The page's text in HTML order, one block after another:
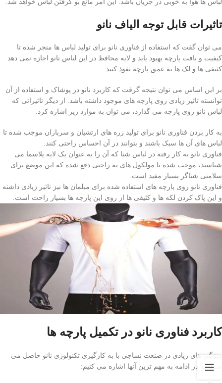
لباس ها هوا به خوبی در جریان باشد. این امر مانع بو گرفتن لباس خواهد شد.
تاثیرات قابل توجه الیاف نانو
می توان گفت که استفاده از فناوری نانو برای تولید لباس ها منجر شده تا
کیفیت و بافت پارچه بهبود یابد و لایه محافظ در این لباس نانو اجازه نمی دهد
کثیفی ها و لک ها به عمق پارچه نفوذ کنند.
بر این اساس می توان نتیجه گرفت که کاربرد نانو در پوشاک و استفاده از آن
توانسته تاثیر زیادی روی پارچه های موجود داشته باشد. از دیگر تاثیراتی که
لباس نانو روی پارچه می گذارد، می توان به موارد زیر اشاره کرد.
به کار بردن فناوری نانو برای تولید زره های ارتشیان و سربازان موجب شده تا
لباس های آن ها سبک باشند و بتوانند در آن احساس راحتی کنند.
فناوری نانو به کار رفته در لباس شنا که آن را به عنوان یک لایه پلاسما می
شناسند، موجب شده تا مولکول های به راحتی دفع شده که این موضع برای
سلامتی شناگر بسیار مفید است.
فناوری نانو روی پارچه های استفاده شده برای مبلمان ها نیز تاثیر زیادی داشته
و این پاک کردن لکه ها و کثیفی ها از روی این پارچه ها بسیار راحت است.
کاربرد فناوری نانو در تکمیل پارچه ها
ویژگی های زیادی در صنعت نساجی با به کارگیری تکنولوژی نانو حاصل می
شود که در ادامه به مهم ترین آنها اشاره می کنیم: